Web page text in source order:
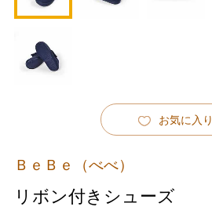
お気に入り
ＢｅＢｅ（べべ）
リボン付きシューズ